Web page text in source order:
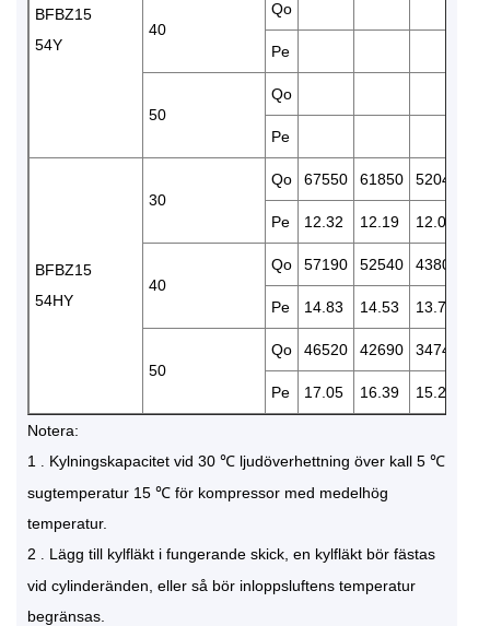
BFBZ15
54Y
40
Qo
Pe
50
Qo
Pe
BFBZ15
54HY
30
Qo 67550 61850 52040
Pe 12.32 12.19 12.08
40
Qo 57190 52540 43800
Pe 14.83 14.53 13.74
50
Qo 46520 42690 34740
Pe 17.05 16.39 15.27
Notera:
1
Kylningskapacitet vid 30 ℃ ljudöverhettning över kall 5 ℃
sugtemperatur 15 ℃ för kompressor med medelhög
temperatur.
2
Lägg till kylfläkt i fungerande skick, en kylfläkt bör fästas
vid cylinderänden, eller så bör inloppsluftens temperatur
begränsas.